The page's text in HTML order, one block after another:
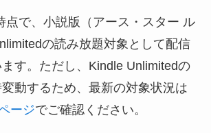
点で、小説版（アース・スター ル
の読み放題対象として配信
す。ただし、Kindle Unlimitedの
動するため、最新の対象状況は
ージでご確認ください。